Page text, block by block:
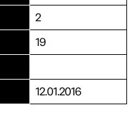
2
19
12.01.2016